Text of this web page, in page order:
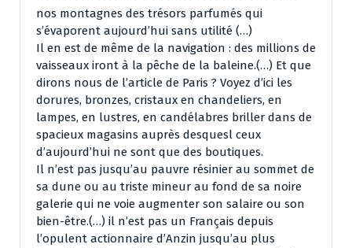
nos montagnes des trésors parfumés qui
s’évaporent aujourd’hui sans utilité (…)
Il en est de même de la navigation : des millions de
vaisseaux iront à la pêche de la baleine.(…) Et que
dirons nous de l’article de Paris ? Voyez d’ici les
dorures, bronzes, cristaux en chandeliers, en
lampes, en lustres, en candélabres briller dans de
spacieux magasins auprès desquesl ceux
d’aujourd’hui ne sont que des boutiques.
Il n’est pas jusqu’au pauvre résinier au sommet de
sa dune ou au triste mineur au fond de sa noire
galerie qui ne voie augmenter son salaire ou son
bien-être.(…) il n’est pas un Français depuis
l’opulent actionnaire d’Anzin jusqu’au plus